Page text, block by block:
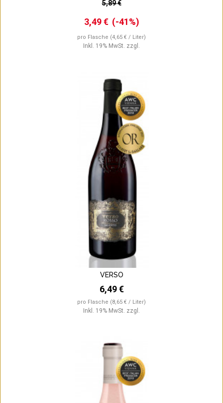
5,89 €
3,49 € (-41%)
pro Flasche (4,65 € / Liter)
Inkl. 19% MwSt. zzgl.
VERSO
6,49 €
pro Flasche (8,65 € / Liter)
Inkl. 19% MwSt. zzgl.